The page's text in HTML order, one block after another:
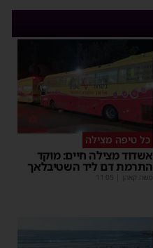
כל טיפה מצילה
אשדוד מצילה חיים: מוקד
התרמת דם ליד השטיבלאך
משה קאהן 11:05